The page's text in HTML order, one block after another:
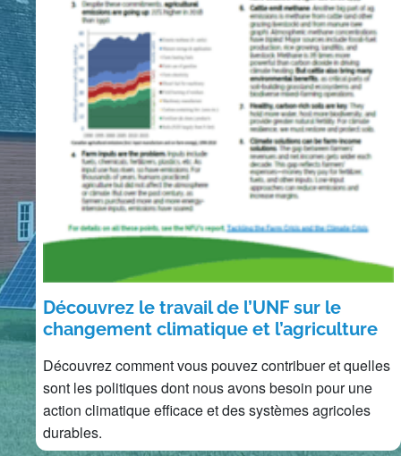
Découvrez le travail de l’UNF sur le
changement climatique et l’agriculture
Découvrez comment vous pouvez contribuer et quelles
sont les politiques dont nous avons besoin pour une
action climatique efficace et des systèmes agricoles
durables.